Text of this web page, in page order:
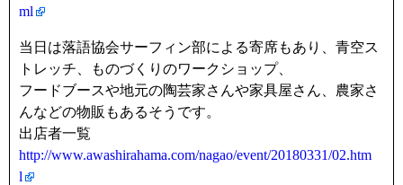
k
ml
当日は落語協会サーフィン部による寄席もあり、青空ス
トレッチ、ものづくりのワークショップ、
フードブースや地元の陶芸家さんや家具屋さん、農家さ
んなどの物販もあるそうです。
出店者一覧
http://www.awashirahama.com/nagao/event/20180331/02.htm
l